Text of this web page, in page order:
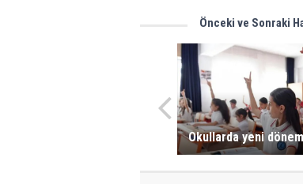
Önceki ve Sonraki
Okullarda yeni